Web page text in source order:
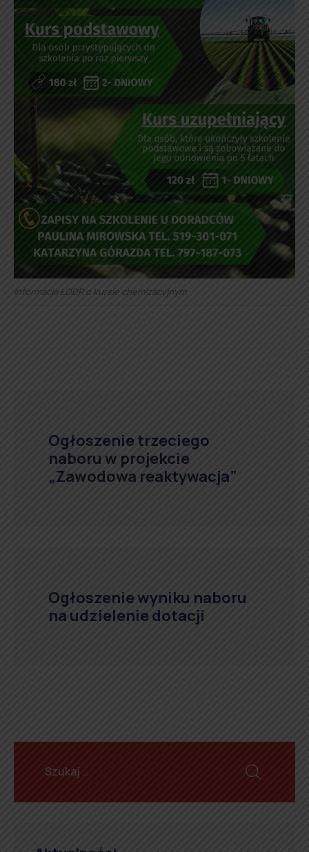
Informacja ŁODR o kursie chemizacyjnym
Ogłoszenie trzeciego
naboru w projekcie
„Zawodowa reaktywacja”
Ogłoszenie wyniku naboru
na udzielenie dotacji